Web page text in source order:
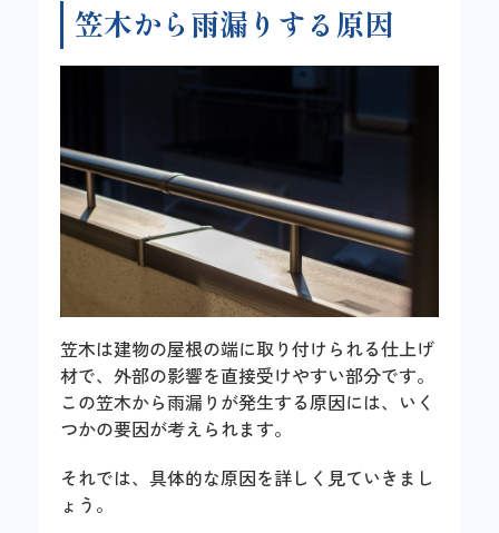
笠木から雨漏りする原因
笠木は建物の屋根の端に取り付けられる仕上げ
材で、外部の影響を直接受けやすい部分です。
この笠木から雨漏りが発生する原因には、いく
つかの要因が考えられます。
それでは、具体的な原因を詳しく見ていきまし
ょう。